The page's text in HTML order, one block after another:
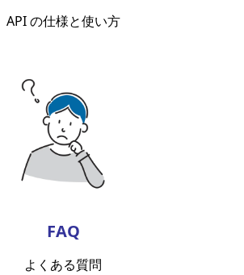
API の仕様と使い方
FAQ
よくある質問